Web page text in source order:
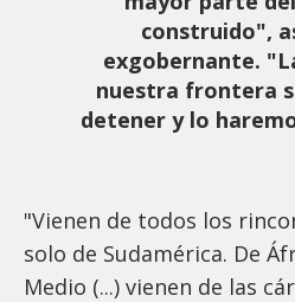
construido",
exgobernante.
nuestra frontera
detener y lo
"Vienen de todos los
solo de Sudamérica. De
Medio (...) vienen de las